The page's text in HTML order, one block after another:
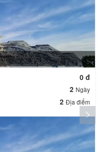
0 đ
2 Ngày
2 Địa điểm